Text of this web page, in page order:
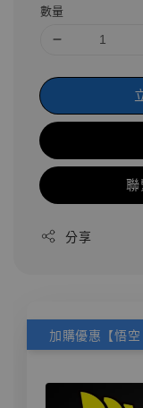
數量
分享